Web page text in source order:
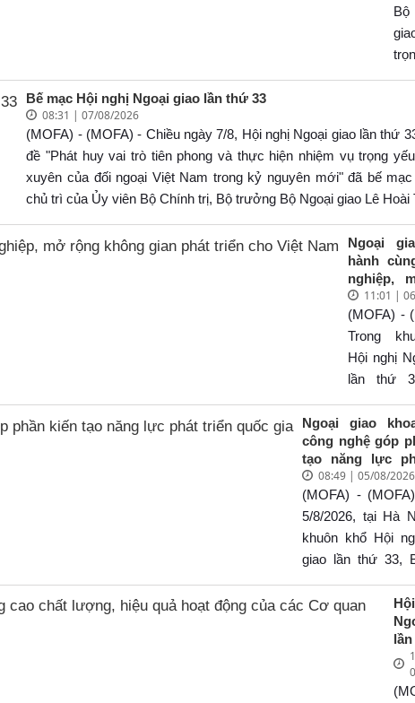
31
28/
(8/
8/
31
28/
Bế mạc Hội nghị Ngoại giao lần thứ 33
08:31 | 07/08/2026
(MOFA) - (MOFA) - Chiều ngày 7/8, Hội nghị Ngoại giao lần thứ
đề "Phát huy vai trò tiên phong và thực hiện nhiệm vụ trọng
xuyên của đối ngoại Việt Nam trong kỷ nguyên mới" đã bế
chủ trì của Ủy viên Bộ Chính trị, Bộ trưởng Bộ Ngoại giao Lê Hoài
Ngoại
hành
nghiệp,
không
triển cho
11:01 |
(MOFA) -
Trong
Hội nghị
lần thứ
Nội, Bộ
đã tổ
kết nối
đồng
Cộng
nghiệp”
dự của
Bộ Ngoại
Hoài
đạo Bộ
các
quan đại
Ngoại giao
công nghệ góp
tạo năng lực
quốc gia
08:49 | 05/08/2026
(MOFA) -
5/8/2026, tại Hà
khuôn khổ Hội
giao lần thứ 33,
“Ngoại giao khoa
nghệ góp phần
năng lực phát
gia”. Phiên
trưởng Ngoại